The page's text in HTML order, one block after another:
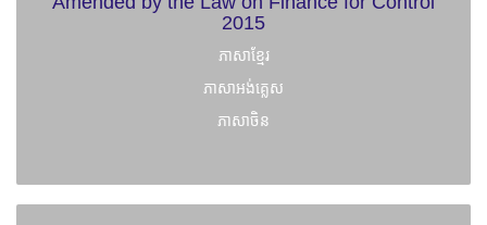
2015
ភាសាខ្មែរ
ភាសាអង់គ្លេស
ភាសាចិន